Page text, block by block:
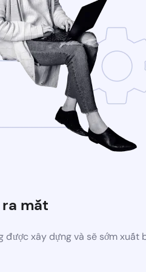
ra mắt
được xây dựng và sẽ sớm xuất